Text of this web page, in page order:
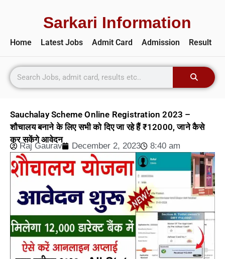
Sarkari Information
Home Latest Jobs Admit Card Admission Result
Sauchalay Scheme Online Registration 2023 –
शौचालय बनाने के लिए सभी को दिए जा रहे हैं ₹12000, जाने कैसे
कर सकेंगे आवेदन
Raj Gaurav December 2, 2023 8:40 am